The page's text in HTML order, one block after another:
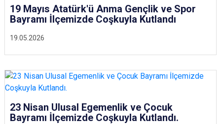
19.05.2026
19 Mayıs Atatürk'ü Anma Gençlik ve Spor
Bayramı İlçemizde Coşkuyla Kutlandı
23 Nisan Ulusal Egemenlik ve Çocuk
Bayramı İlçemizde Coşkuyla Kutlandı.